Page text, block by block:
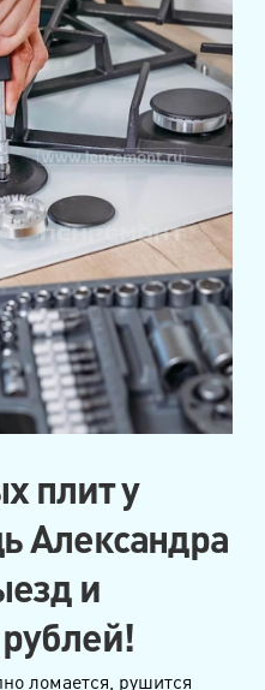
плит у
Александра
и
ломается, рушится